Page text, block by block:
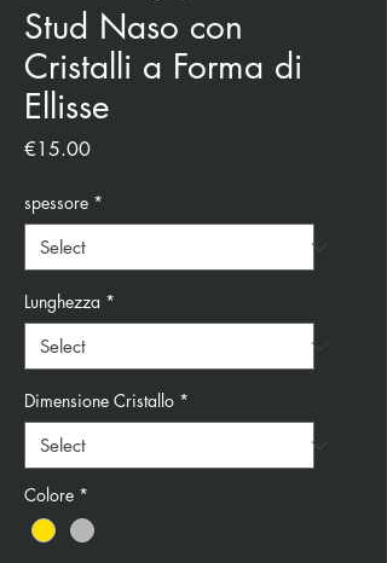
Stud Naso con
Cristalli a Forma di
Ellisse
€15.00Price
spessore *
Lunghezza *
Dimensione Cristallo *
Colore *